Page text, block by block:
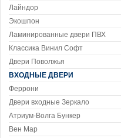
Лайндор
Экошпон
Ламинированные двери ПВХ
Классика Винил Софт
Двери Поволжья
ВХОДНЫЕ ДВЕРИ
Феррони
Двери входные Зеркало
Атриум-Волга Бункер
Вен Мар